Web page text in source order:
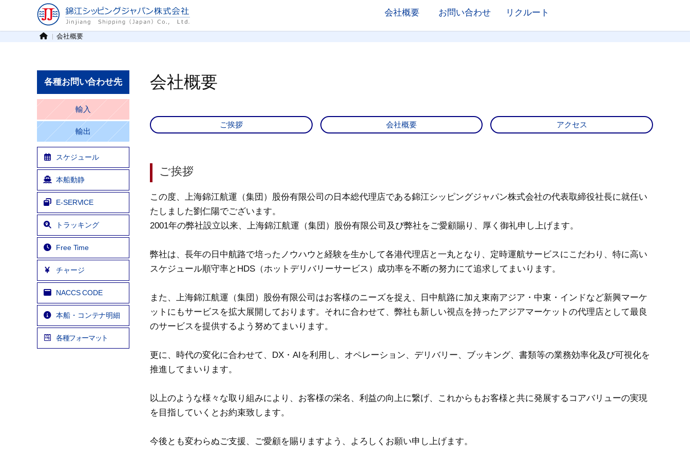
会社概要 お問い合わせ リクルート
会社概要
会社概要
ご挨拶 会社概要 アクセス
ご挨拶
この度、上海錦江航運（集団）股份有限公司の日本総代理店である錦江シッピングジャパン株式会社の代表取締役社長に就任い
たしました劉仁陽でございます。
2001年の弊社設立以来、上海錦江航運（集団）股份有限公司及び弊社をご愛顧賜り、厚く御礼申し上げます。
弊社は、長年の日中航路で培ったノウハウと経験を生かして各港代理店と一丸となり、定時運航サービスにこだわり、特に高い
スケジュール順守率とHDS（ホットデリバリーサービス）成功率を不断の努力にて追求してまいります。
また、上海錦江航運（集団）股份有限公司はお客様のニーズを捉え、日中航路に加え東南アジア・中東・インドなど新興マーケ
ットにもサービスを拡大展開しております。それに合わせて、弊社も新しい視点を持ったアジアマーケットの代理店として最良
のサービスを提供するよう努めてまいります。
更に、時代の変化に合わせて、DX・AIを利用し、オペレーション、デリバリー、ブッキング、書類等の業務効率化及び可視化を
推進してまいります。
以上のような様々な取り組みにより、お客様の栄名、利益の向上に繋げ、これからもお客様と共に発展するコアバリューの実現
を目指していくとお約束致します。
今後とも変わらぬご支援、ご愛顧を賜りますよう、よろしくお願い申し上げます。
各種お問い合わせ先
輸入
輸出
スケジュール
本船動静
E-SERVICE
トラッキング
Free Time
チャージ
NACCS CODE
本船・コンテナ明細
各種フォーマット